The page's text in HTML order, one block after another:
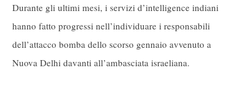
Durante gli ultimi mesi, i servizi d’intelligence indiani
hanno fatto progressi nell’individuare i responsabili
dell’attacco bomba dello scorso gennaio avvenuto a
Nuova Delhi davanti all’ambasciata israeliana.